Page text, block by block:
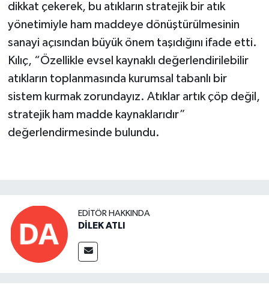
dikkat çekerek, bu atıkların stratejik bir atık
yönetimiyle ham maddeye dönüştürülmesinin
sanayi açısından büyük önem taşıdığını ifade etti.
Kılıç, “Özellikle evsel kaynaklı değerlendirilebilir
atıkların toplanmasında kurumsal tabanlı bir
sistem kurmak zorundayız. Atıklar artık çöp değil,
stratejik ham madde kaynaklarıdır”
değerlendirmesinde bulundu.
EDITÖR HAKKINDA
DİLEK ATLI